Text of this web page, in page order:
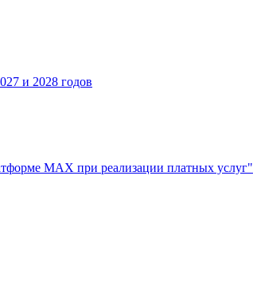
и 2028 годов
МАХ при реализации платных услуг"